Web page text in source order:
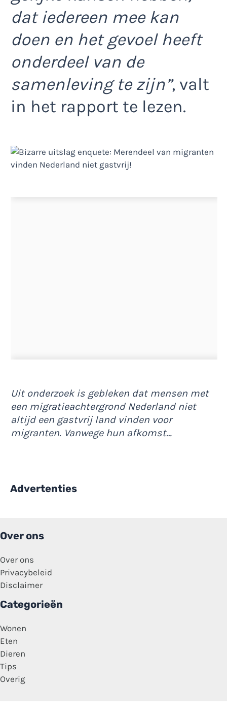
dat iedereen mee kan
doen en het gevoel heeft
onderdeel van de
samenleving te zijn”, valt
in het rapport te lezen.
Uit onderzoek is gebleken dat mensen met
een migratieachtergrond Nederland niet
altijd een gastvrij land vinden voor
migranten. Vanwege hun afkomst…
Advertenties
Over ons
Over ons
Privacybeleid
Disclaimer
Categorieën
Wonen
Eten
Dieren
Tips
Overig